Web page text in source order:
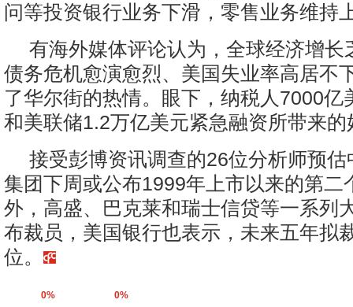
问等投资银行业务下滑，零售业务维持
有海外媒体评论认为，全球经济增长
债务危机愈演愈烈、美国失业率高居不
了华尔街的热情。眼下，纳税人7000亿
和美联储1.2万亿美元紧急融资所带来
接受彭博资讯调查的26位分析师预
集团下周或公布1999年上市以来的第二
外，高盛、巴克莱和瑞士信贷等一系列
布裁员，美国银行也表示，未来五年拟
位。
0% 0%